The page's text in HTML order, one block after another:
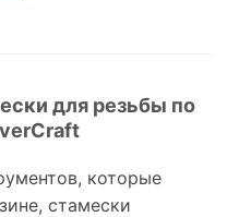
для резьбы по
которые
стамески